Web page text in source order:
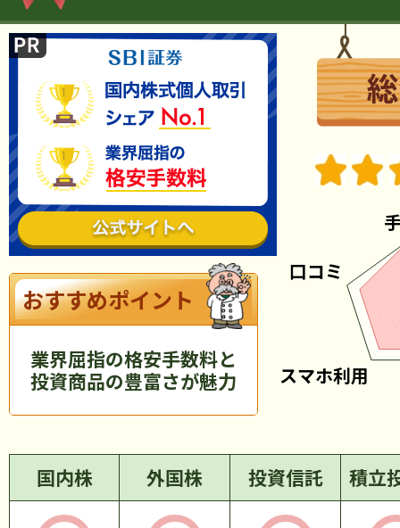
おすすめポイント
業界屈指の格安手数料と
投資商品の豊富さが魅力
国内株 外国株 投資信託 積立